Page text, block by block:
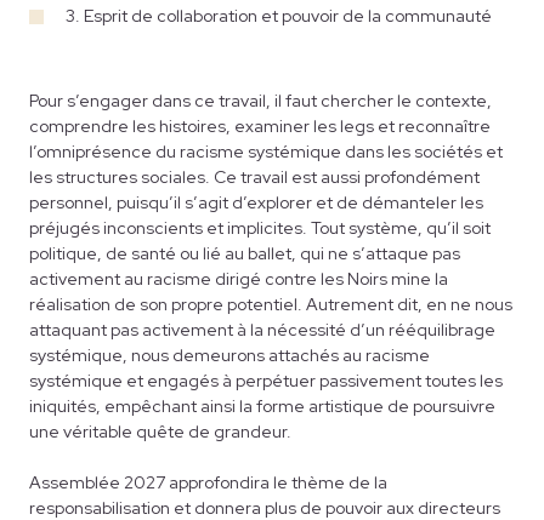
3. Esprit de collaboration et pouvoir de la communauté
Pour s’engager dans ce travail, il faut chercher le contexte,
comprendre les histoires, examiner les legs et reconnaître
l’omniprésence du racisme systémique dans les sociétés et
les structures sociales. Ce travail est aussi profondément
personnel, puisqu’il s’agit d’explorer et de démanteler les
préjugés inconscients et implicites. Tout système, qu’il soit
politique, de santé ou lié au ballet, qui ne s’attaque pas
activement au racisme dirigé contre les Noirs mine la
réalisation de son propre potentiel. Autrement dit, en ne nous
attaquant pas activement à la nécessité d’un rééquilibrage
systémique, nous demeurons attachés au racisme
systémique et engagés à perpétuer passivement toutes les
iniquités, empêchant ainsi la forme artistique de poursuivre
une véritable quête de grandeur.
Assemblée 2027 approfondira le thème de la
responsabilisation et donnera plus de pouvoir aux directeurs